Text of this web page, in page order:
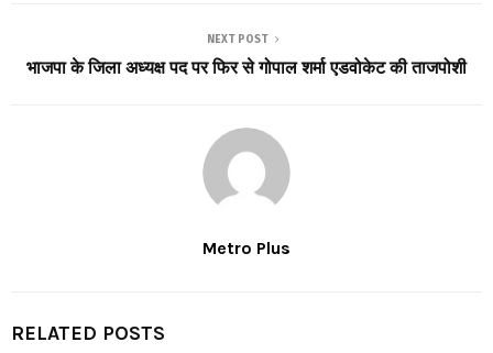
NEXT POST
भाजपा के जिला अध्यक्ष पद पर फिर से गोपाल शर्मा एडवोकेट की ताजपोशी
Metro Plus
RELATED POSTS